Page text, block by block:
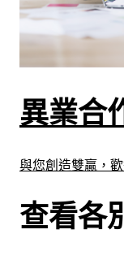
異業合
與您創造雙贏，
查看各